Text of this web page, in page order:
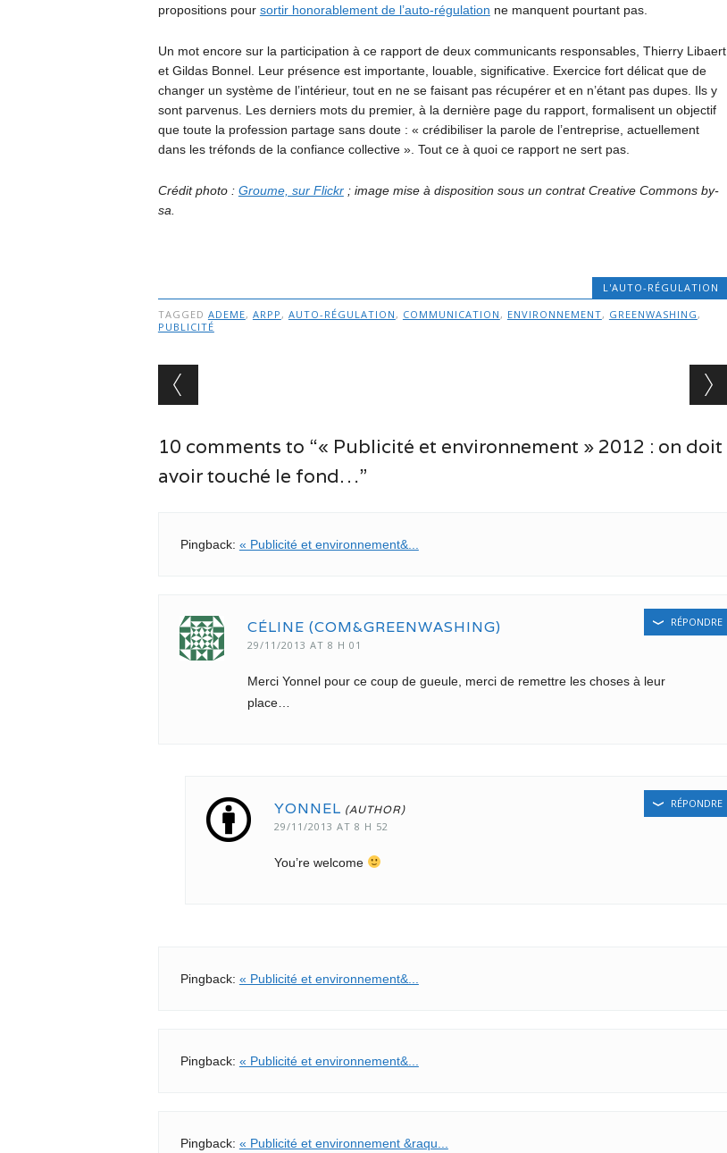
propositions pour sortir honorablement de l’auto-régulation ne manquent pourtant pas.
Un mot encore sur la participation à ce rapport de deux communicants responsables, Thierry Libaert
et Gildas Bonnel. Leur présence est importante, louable, significative. Exercice fort délicat que de
changer un système de l’intérieur, tout en ne se faisant pas récupérer et en n’étant pas dupes. Ils y
sont parvenus. Les derniers mots du premier, à la dernière page du rapport, formalisent un objectif
que toute la profession partage sans doute : « crédibiliser la parole de l’entreprise, actuellement
dans les tréfonds de la confiance collective ». Tout ce à quoi ce rapport ne sert pas.
Crédit photo : Groume, sur Flickr; image mise à disposition sous un contrat Creative Commons by-
sa.
L'AUTO-RÉGULATION
TAGGED ADEME, ARPP , AUTO-RÉGULATION , COMMUNICATION , ENVIRONNEMENT, GREENWASHING ,
PUBLICITÉ
Post navigation
10 comments to “« Publicité et environnement » 2012 : on doit
avoir touché le fond…”
Pingback: « Publicité et environnement&...
CÉLINE (COM&GREENWASHING)
29/11/2013 AT 8 H 01
Merci Yonnel pour ce coup de gueule, merci de remettre les choses à leur
place…
RÉPONDRE
YONNEL
29/11/2013 AT 8 H 52
You’re welcome
RÉPONDRE
Pingback: « Publicité et environnement&...
Pingback: « Publicité et environnement&...
Pingback: « Publicité et environnement &raqu...